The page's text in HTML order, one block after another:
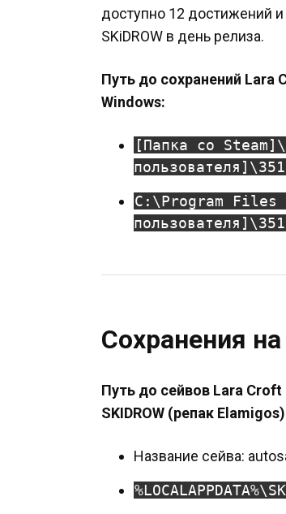
доступно 12 достижений
SKiDROW в день релиза.
Путь до сохранений Lara
Windows:
[Папка со
C:\Program
Сохранения
Путь до сейвов Lara
SKIDROW (репак
Название сейва: